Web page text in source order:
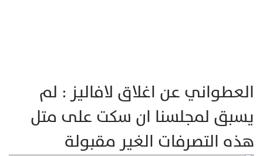
العطواني عن اغلاق لافاليز : لم
يسبق لمجلسنا ان سكت على متل
هذه التصرفات الغير مقبولة